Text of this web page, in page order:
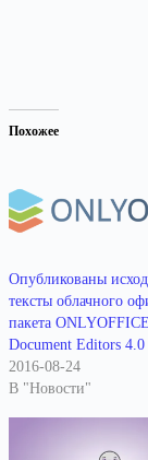
Похожее
Опубликованы
тексты облачного
пакета ONLYOFFICE
Document Editors 4.0
2016-08-24
В "Новости"